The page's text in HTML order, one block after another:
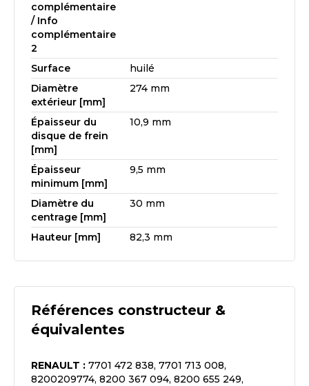
complémentaire
/ Info
complémentaire
2
Surface
huilé
Diamètre
extérieur [mm]
274 mm
Épaisseur du
disque de frein
[mm]
10,9 mm
Épaisseur
minimum [mm]
9,5 mm
Diamètre du
centrage [mm]
30 mm
Hauteur [mm] 82,3 mm
Références constructeur &
équivalentes
RENAULT : 7701 472 838, 7701 713 008,
8200209774, 8200 367 094, 8200 655 249,